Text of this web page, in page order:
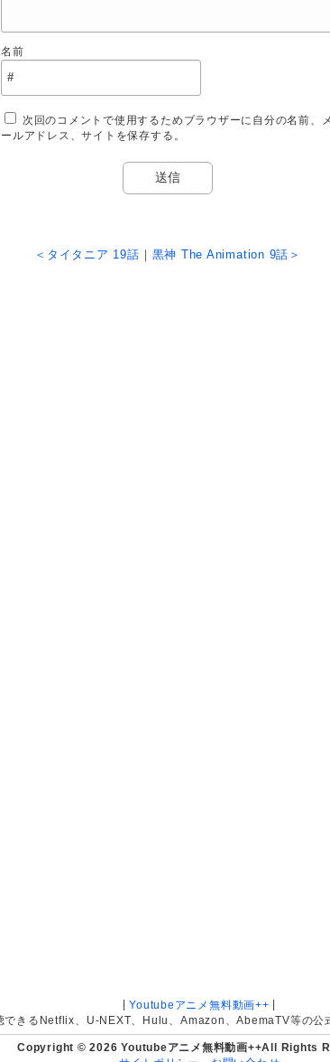
名前
次回のコメントで使用するためブラウザーに自分の名前、メ
ールアドレス、サイトを保存する。
＜タイタニア 19話 ｜ 黒神 The Animation 9話＞
|Youtubeアニメ無料動画++
できるNetflix、U-NEXT、Hulu、Amazon、AbemaTV等の公
Copyright © 2026 Youtubeアニメ無料動画++All Rights